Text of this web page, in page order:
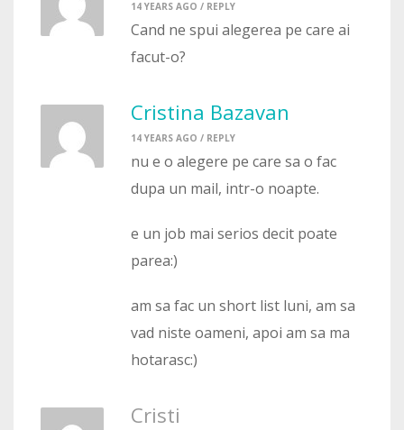
14 YEARS AGO / REPLY
Cand ne spui alegerea pe care ai
facut-o?
Cristina Bazavan
14 YEARS AGO / REPLY
nu e o alegere pe care sa o fac
dupa un mail, intr-o noapte.
e un job mai serios decit poate
parea:)
am sa fac un short list luni, am sa
vad niste oameni, apoi am sa ma
hotarasc:)
Cristi